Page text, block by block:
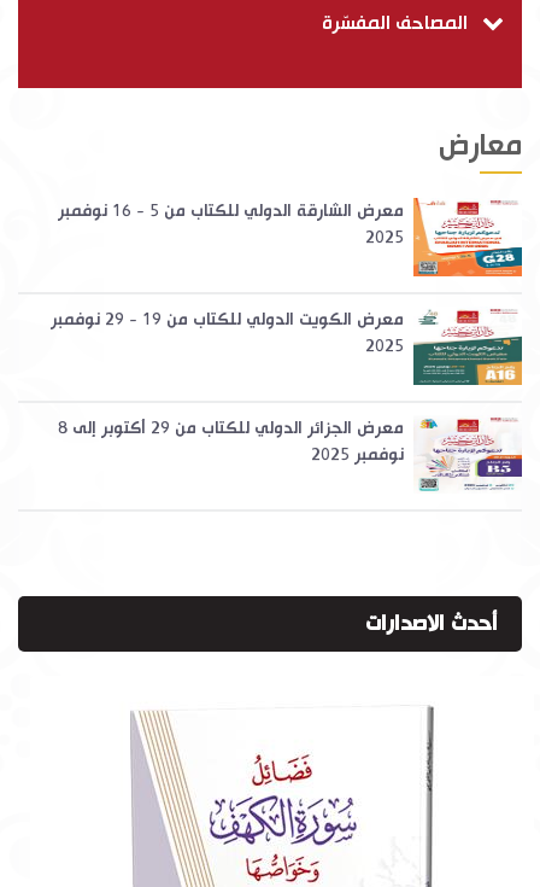
المصاحف المفسّرة
معارض
معرض الشارقة الدولي للكتاب من 5 - 16 نوفمبر
2025
معرض الكويت الدولي للكتاب من 19 - 29 نوفمبر
2025
معرض الجزائر الدولي للكتاب من 29 أكتوبر إلى 8
نوفمبر 2025
أحدث الاصدارات